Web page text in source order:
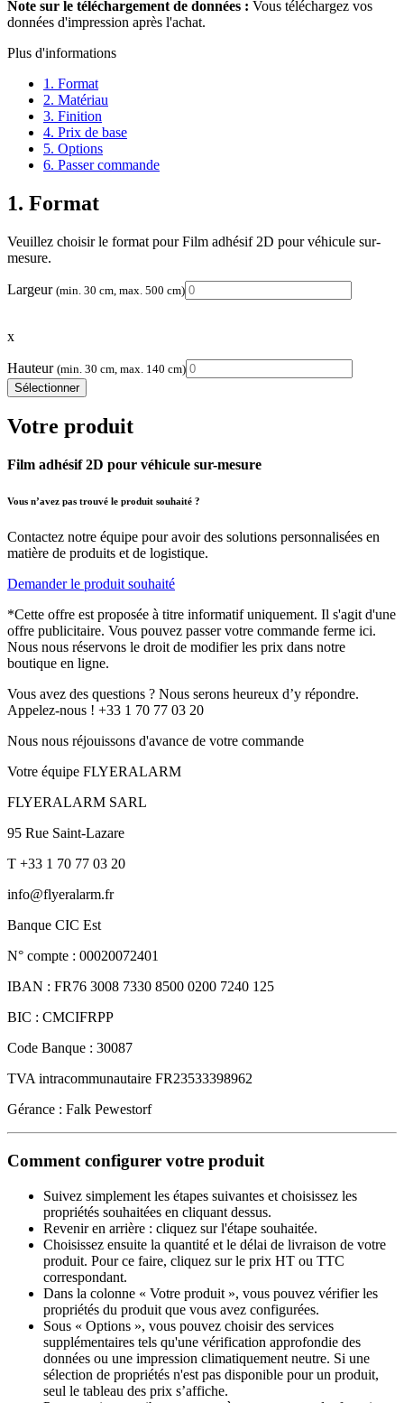
Note sur le téléchargement de données : Vous téléchargez vos
données d'impression après l'achat.
Plus d'informations
1. Format
2. Matériau
3. Finition
4. Prix de base
5. Options
6. Passer commande
1. Format
Veuillez choisir le format pour Film adhésif 2D pour véhicule sur-
mesure.
Largeur (min. 30 cm, max. 500 cm)
x
Hauteur (min. 30 cm, max. 140 cm)
Sélectionner
Votre produit
Film adhésif 2D pour véhicule sur-mesure
Vous n’avez pas trouvé le produit souhaité ?
Contactez notre équipe pour avoir des solutions personnalisées en
matière de produits et de logistique.
Demander le produit souhaité
*Cette offre est proposée à titre informatif uniquement. Il s'agit d'une
offre publicitaire. Vous pouvez passer votre commande ferme ici.
Nous nous réservons le droit de modifier les prix dans notre
boutique en ligne.
Vous avez des questions ? Nous serons heureux d’y répondre.
Appelez-nous ! +33 1 70 77 03 20
Nous nous réjouissons d'avance de votre commande
Votre équipe FLYERALARM
FLYERALARM SARL
95 Rue Saint-Lazare
T +33 1 70 77 03 20
info@flyeralarm.fr
Banque CIC Est
N° compte : 00020072401
IBAN : FR76 3008 7330 8500 0200 7240 125
BIC : CMCIFRPP
Code Banque : 30087
TVA intracommunautaire FR23533398962
Gérance : Falk Pewestorf
Comment configurer votre produit
Suivez simplement les étapes suivantes et choisissez les
propriétés souhaitées en cliquant dessus.
Revenir en arrière : cliquez sur l'étape souhaitée.
Choisissez ensuite la quantité et le délai de livraison de votre
produit. Pour ce faire, cliquez sur le prix HT ou TTC
correspondant.
Dans la colonne « Votre produit », vous pouvez vérifier les
propriétés du produit que vous avez configurées.
Sous « Options », vous pouvez choisir des services
supplémentaires tels qu'une vérification approfondie des
données ou une impression climatiquement neutre. Si une
sélection de propriétés n'est pas disponible pour un produit,
seul le tableau des prix s’affiche.